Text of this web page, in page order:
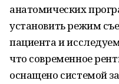
анатомических
установить режим
пациента и
что современное
оснащено системой